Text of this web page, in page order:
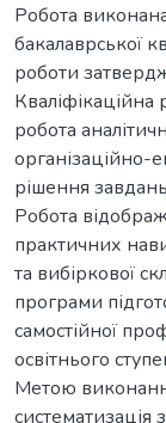
Робота
бакалаврської
роботи
Кваліфікаційна
робота
організаційно-
рішення
Робота
практичних
та вибіркової
програми
самостійної
освітнього
Метою